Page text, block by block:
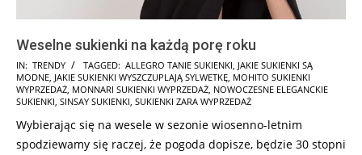
Weselne sukienki na każdą porę roku
2025-
10-
15
IN: TRENDY TAGGED: ALLEGRO TANIE SUKIENKI, JAKIE SUKIENKI SĄ
MODNE, JAKIE SUKIENKI WYSZCZUPLAJĄ SYLWETKĘ, MOHITO SUKIENKI
WYPRZEDAŻ, MONNARI SUKIENKI WYPRZEDAŻ, NOWOCZESNE ELEGANCKIE
SUKIENKI, SINSAY SUKIENKI, SUKIENKI ZARA WYPRZEDAŻ
Wybierając się na wesele w sezonie wiosenno-letnim
spodziewamy się raczej, że pogoda dopisze, będzie 30 stopni